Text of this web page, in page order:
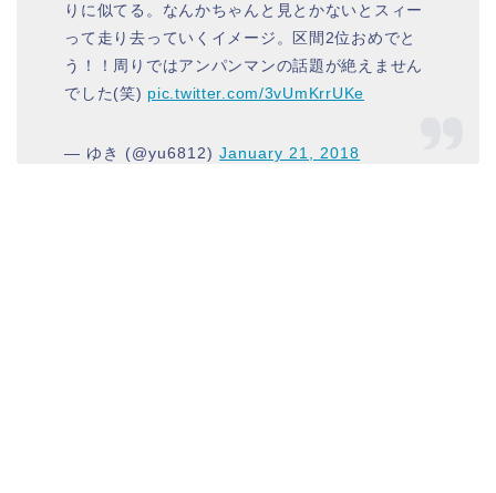
りに似てる。なんかちゃんと見とかないとスィー
って走り去っていくイメージ。区間2位おめでと
う！！周りではアンパンマンの話題が絶えません
でした(笑) pic.twitter.com/3vUmKrrUKe
— ゆき (@yu6812)January 21, 2018